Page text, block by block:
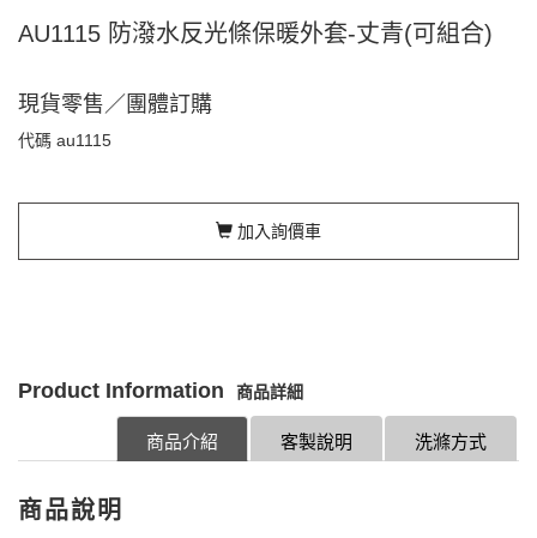
AU1115 防潑水反光條保暖外套-丈青(可組合)
現貨零售／團體訂購
代碼 au1115
加入詢價車
Product Information 商品詳細
洗滌方式
客製說明
商品介紹
商品說明